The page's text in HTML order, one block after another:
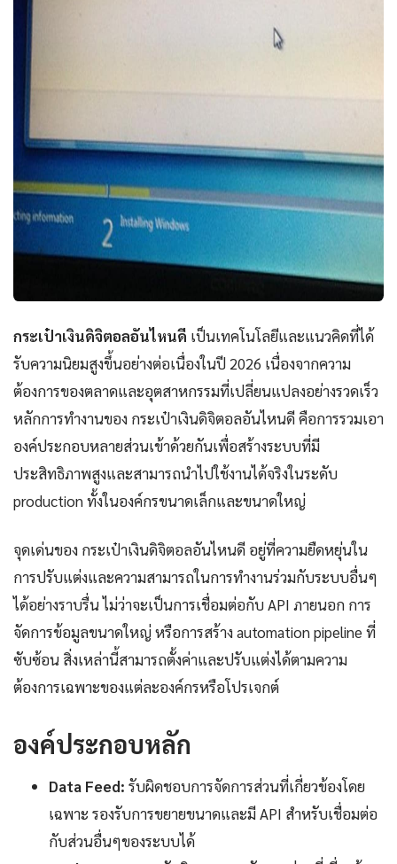
กระเป๋าเงินดิจิตอลอันไหนดี เป็นเทคโนโลยีและแนวคิดที่ได้
รับความนิยมสูงขึ้นอย่างต่อเนื่องในปี 2026 เนื่องจากความ
ต้องการของตลาดและอุตสาหกรรมที่เปลี่ยนแปลงอย่างรวดเร็ว
หลักการทำงานของ กระเป๋าเงินดิจิตอลอันไหนดี คือการรวมเอา
องค์ประกอบหลายส่วนเข้าด้วยกันเพื่อสร้างระบบที่มี
ประสิทธิภาพสูงและสามารถนำไปใช้งานได้จริงในระดับ
production ทั้งในองค์กรขนาดเล็กและขนาดใหญ่
จุดเด่นของ กระเป๋าเงินดิจิตอลอันไหนดี อยู่ที่ความยืดหยุ่นใน
การปรับแต่งและความสามารถในการทำงานร่วมกับระบบอื่นๆ
ได้อย่างราบรื่น ไม่ว่าจะเป็นการเชื่อมต่อกับ API ภายนอก การ
จัดการข้อมูลขนาดใหญ่ หรือการสร้าง automation pipeline ที่
ซับซ้อน สิ่งเหล่านี้สามารถตั้งค่าและปรับแต่งได้ตามความ
ต้องการเฉพาะของแต่ละองค์กรหรือโปรเจกต์
องค์ประกอบหลัก
Data Feed: รับผิดชอบการจัดการส่วนที่เกี่ยวข้องโดย
เฉพาะ รองรับการขยายขนาดและมี API สำหรับเชื่อมต่อ
กับส่วนอื่นๆของระบบได้